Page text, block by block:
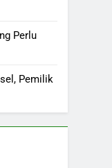
Perlu
Pemilik